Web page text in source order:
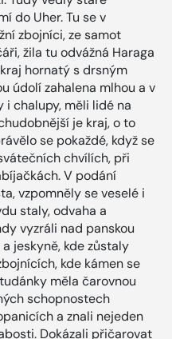
do Uher. Tu se v
zbojníci, ze samot
žila tu odvážná Haraga
hornatý s drsným
údolí zahalena mlhou a v
i chalupy, měli lidé na
je kraj, o to
se pokaždé, když se
chvílích, při
V podání
vzpomněly se veselé i
staly, odvaha a
vyzráli nad panskou
jeskyně, kde zůstaly
kde kámen se
měla čarovnou
schopnostech
a znali nejeden
Dokázali přičarovat